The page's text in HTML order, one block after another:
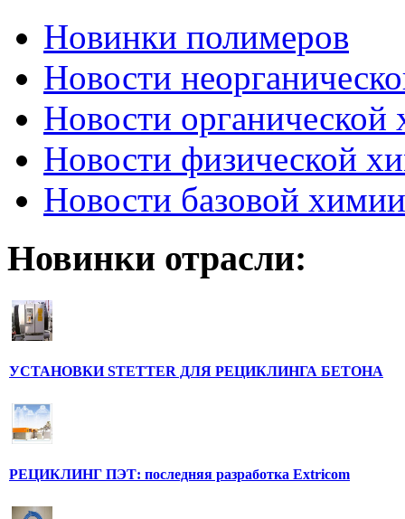
Новинки полимеров
Новости
Новости органической
Новости физической
Новости базовой химии
Новинки отрасли:
УСТАНОВКИ STETTER ДЛЯ РЕЦИКЛИНГА БЕТОНА
РЕЦИКЛИНГ ПЭТ: последняя разработка Extricom